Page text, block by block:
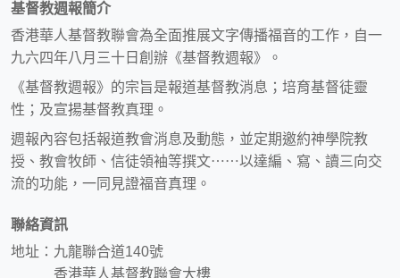
基督教週報簡介
香港華人基督教聯會為全面推展文字傳播福音的工作，自一
九六四年八月三十日創辦《基督教週報》。
《基督教週報》的宗旨是報道基督教消息；培育基督徒靈
性；及宣揚基督教真理。
週報內容包括報道教會消息及動態，並定期邀約神學院教
授、教會牧師、信徒領袖等撰文⋯⋯以達編、寫、讀三向交
流的功能，一同見證福音真理。
聯絡資訊
地址：九龍聯合道140號
香港華人基督教聯會大樓